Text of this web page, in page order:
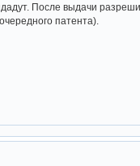
После выдачи
патента).